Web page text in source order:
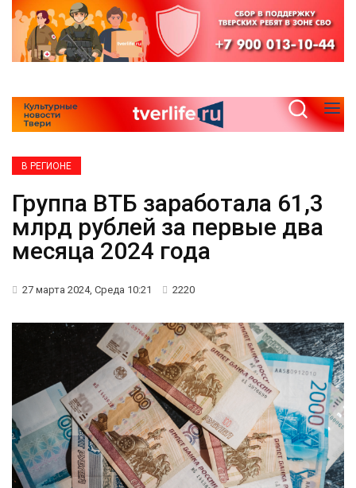
В РЕГИОНЕ
Группа ВТБ заработала 61,3
млрд рублей за первые два
месяца 2024 года
27 марта 2024, Среда 10:21 2220